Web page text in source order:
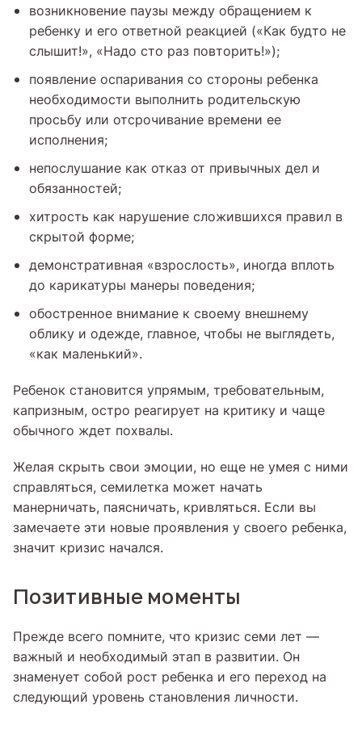
возникновение паузы между обращением к
ребенку и его ответной реакцией («Как будто не
слышит!», «Надо сто раз повторить!»);
появление оспаривания со стороны ребенка
необходимости выполнить родительскую
просьбу или отсрочивание времени ее
исполнения;
непослушание как отказ от привычных дел и
обязанностей;
хитрость как нарушение сложившихся правил в
скрытой форме;
демонстративная «взрослость», иногда вплоть
до карикатуры манеры поведения;
обостренное внимание к своему внешнему
облику и одежде, главное, чтобы не выглядеть,
«как маленький».
Ребенок становится упрямым, требовательным,
капризным, остро реагирует на критику и чаще
обычного ждет похвалы.
Желая скрыть свои эмоции, но еще не умея с ними
справляться, семилетка может начать
манерничать, паясничать, кривляться. Если вы
замечаете эти новые проявления у своего ребенка,
значит кризис начался.
Позитивные моменты
Прежде всего помните, что кризис семи лет —
важный и необходимый этап в развитии. Он
знаменует собой рост ребенка и его переход на
следующий уровень становления личности.